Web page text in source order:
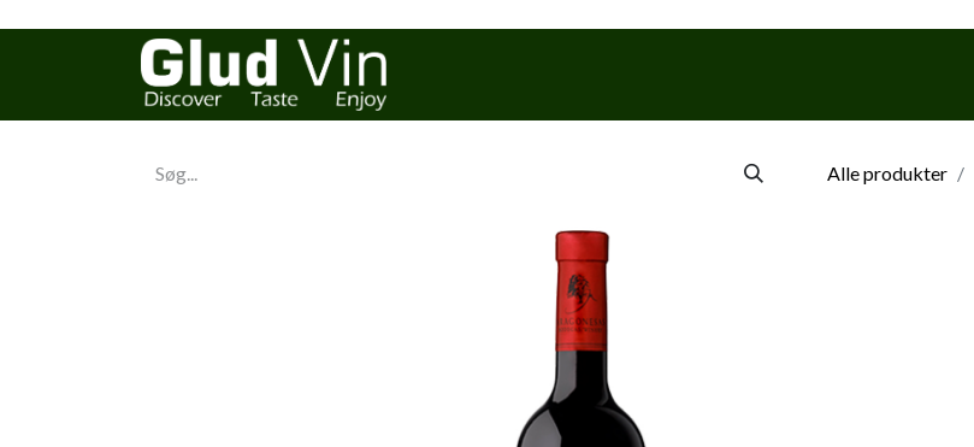
Alle produkter